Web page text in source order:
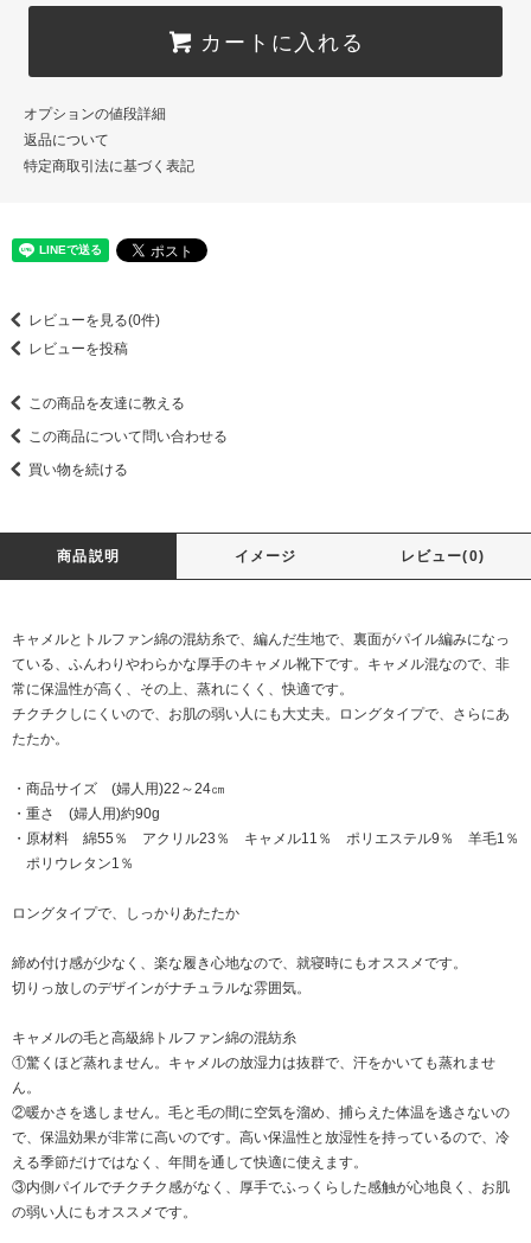
カートに入れる
オプションの値段詳細
返品について
特定商取引法に基づく表記
レビューを見る(0件)
レビューを投稿
この商品を友達に教える
この商品について問い合わせる
買い物を続ける
商品説明 イメージ レビュー(0)
キャメルとトルファン綿の混紡糸で、編んだ生地で、裏面がパイル編みになっ
ている、ふんわりやわらかな厚手のキャメル靴下です。キャメル混なので、非
常に保温性が高く、その上、蒸れにくく、快適です。
チクチクしにくいので、お肌の弱い人にも大丈夫。ロングタイプで、さらにあ
たたか。
・商品サイズ (婦人用)22～24㎝
・重さ (婦人用)約90g
・原材料 綿55％ アクリル23％ キャメル11％ ポリエステル9％ 羊毛1％
ポリウレタン1％
ロングタイプで、しっかりあたたか
締め付け感が少なく、楽な履き心地なので、就寝時にもオススメです。
切りっ放しのデザインがナチュラルな雰囲気。
キャメルの毛と高級綿トルファン綿の混紡糸
①驚くほど蒸れません。キャメルの放湿力は抜群で、汗をかいても蒸れませ
ん。
②暖かさを逃しません。毛と毛の間に空気を溜め、捕らえた体温を逃さないの
で、保温効果が非常に高いのです。高い保温性と放湿性を持っているので、冷
える季節だけではなく、年間を通して快適に使えます。
③内側パイルでチクチク感がなく、厚手でふっくらした感触が心地良く、お肌
の弱い人にもオススメです。